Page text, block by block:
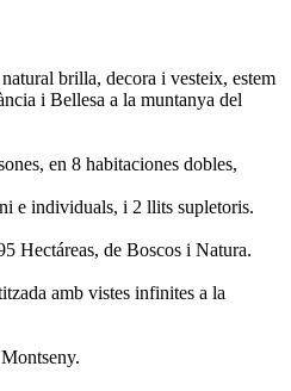
brilla, decora i vesteix, estem
i Bellesa a la muntanya del
en 8 habitaciones dobles,
e individuals, i 2 llits supletoris.
Hectáreas, de Boscos i Natura.
amb vistes infinites a la